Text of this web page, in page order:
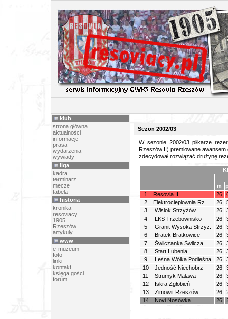
klub
strona główna
aktualności
informacje
prasa
wydarzenia
wywiady
liga
kadra
terminarz
mecze
tabela
historia
kronika
resoviacy
1905...
Rzeszów
artykuły
www
e-muzeum
foto
linki
kontakt
księga gości
forum
Sezon 2002/03
W sezonie 2002/03 piłkarze
Rzeszów II) premiowane
zdecydował rozwiązać drużynę
m
1
Resovia II 26
2
Elektrociepłownia Rz. 26
3
Wisłok Strzyżów 26
4
LKS Trzebownisko 26
5
Granit Wysoka Strzyż. 26
6
Bratek Bratkowice 26
7
Świlczanka Świlcza 26
8
Start Lubenia 26
9
Leśna Wólka Podleśna 26
10
Jedność Niechobrz 26
11
Strumyk Malawa 26
12
Iskra Zgłobień 26
13
Zimowit Rzeszów 26
14
Novi Nosówka 26